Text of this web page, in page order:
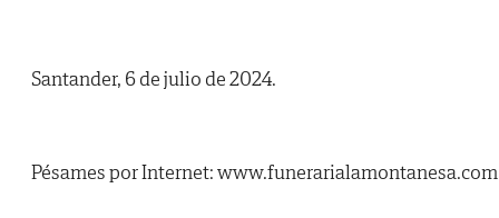
Santander, 6 de julio de 2024.
Pésames por Internet: www.funerarialamontanesa.com